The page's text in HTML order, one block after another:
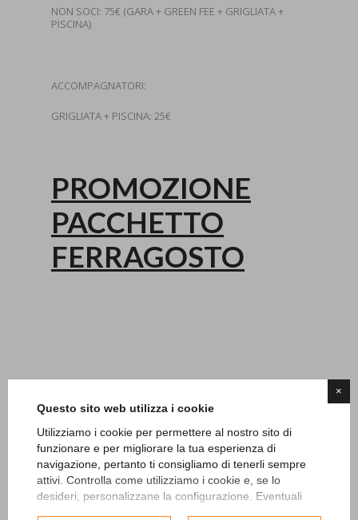
×
Questo sito web utilizza i cookie
Utilizziamo i cookie per permettere al nostro sito di
funzionare e per migliorare la tua esperienza di
navigazione, pertanto ti consigliamo di tenerli sempre
attivi. Controlla come utilizziamo i cookie e, se lo
desideri, personalizzane la configurazione. Eventuali
NON SOCI: 75€ (GARA + GREEN FEE + GRIGLIATA +
PISCINA)
ACCOMPAGNATORI:
GRIGLIATA + PISCINA: 25€
PROMOZIONE
PACCHETTO
FERRAGOSTO
Tweet
Categorie
News